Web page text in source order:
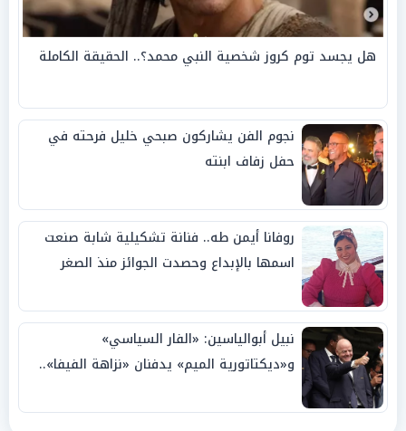
هل يجسد توم كروز شخصية النبي محمد؟.. الحقيقة الكاملة
نجوم الفن يشاركون صبحي خليل فرحته في
حفل زفاف ابنته
روفانا أيمن طه.. فنانة تشكيلية شابة صنعت
اسمها بالإبداع وحصدت الجوائز منذ الصغر
نبيل أبوالياسين: «الفار السياسي»
و«ديكتاتورية الميم» يدفنان «نزاهة الفيفا»..